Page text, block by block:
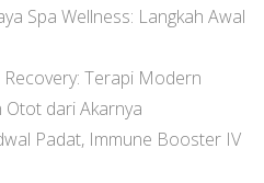
Spa Wellness: Langkah Awal
Terapi Modern
Otot dari Akarnya
Padat, Immune Booster IV